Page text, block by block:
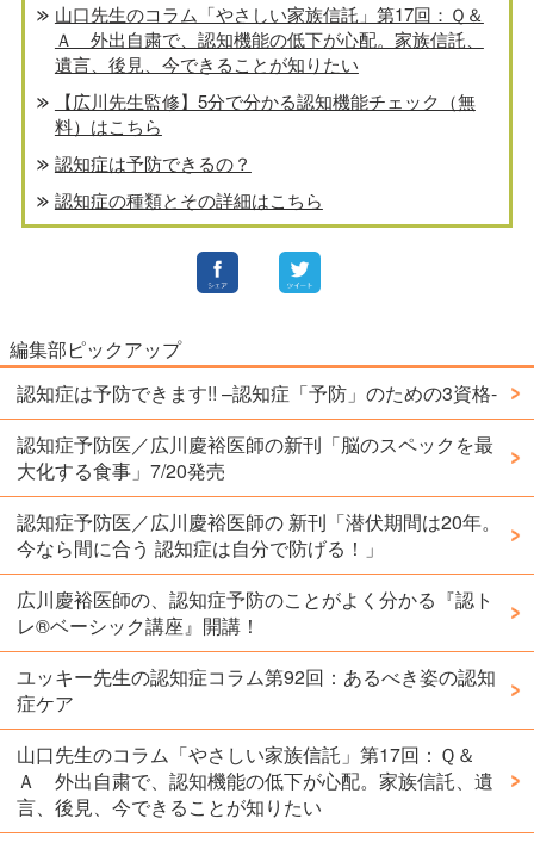
山口先生のコラム「やさしい家族信託」第17回：Ｑ＆
Ａ 外出自粛で、認知機能の低下が心配。家族信託、
遺言、後見、今できることが知りたい
【広川先生監修】5分で分かる認知機能チェック（無
料）はこちら
認知症は予防できるの？
認知症の種類とその詳細はこちら
編集部ピックアップ
認知症は予防できます!! –認知症「予防」のための3資格-
認知症予防医／広川慶裕医師の新刊「脳のスペックを最
大化する食事」7/20発売
認知症予防医／広川慶裕医師の 新刊「潜伏期間は20年。
今なら間に合う 認知症は自分で防げる！」
広川慶裕医師の、認知症予防のことがよく分かる『認ト
レ®️ベーシック講座』開講！
ユッキー先生の認知症コラム第92回：あるべき姿の認知
症ケア
山口先生のコラム「やさしい家族信託」第17回：Ｑ＆
Ａ 外出自粛で、認知機能の低下が心配。家族信託、遺
言、後見、今できることが知りたい